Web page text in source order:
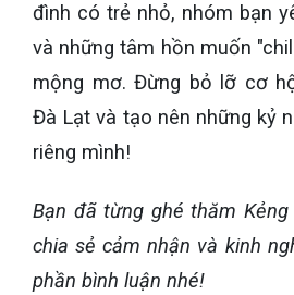
đình có trẻ nhỏ, nhóm bạn
và những tâm hồn muốn
mộng mơ. Đừng bỏ lỡ cơ
Đà Lạt và tạo nên những kỷ
riêng mình!
Bạn đã từng ghé thăm
chia sẻ cảm nhận và kinh
phần bình luận nhé!